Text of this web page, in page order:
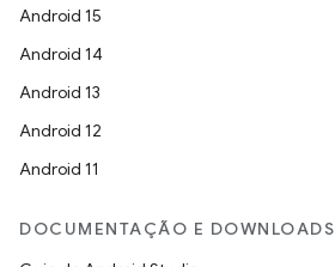
Android 15
Android 14
Android 13
Android 12
Android 11
DOCUMENTAÇÃO E DOWNLOADS